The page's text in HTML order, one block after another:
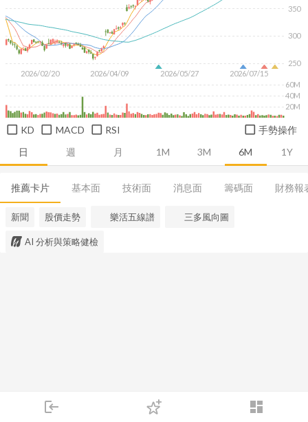
login dashboard
下單
日 週 月 1M 3M 6M 1Y
2026/02/20 2026/04/09 2026/05/27 2026/07/15
250
300
350
20M
40M
60M
KD MACD RSI 手勢操作
推薦卡片 基本面 技術面 消息面 籌碼面 財務報
新聞 股價走勢 樂活五線譜 三多風向圖
AI 分析與策略健檢